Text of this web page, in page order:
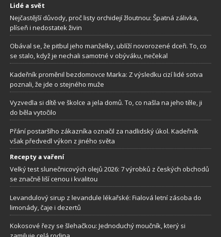
Lidé a svět
Nejčastější důvody, proč listy orchidejí žloutnou: Špatná zálivka,
plíseň i nedostatek živin
Obával se, že pitbul jeho manželky, ublíží novorozené dceři. To, co
se stalo, když je nechali samotné v obýváku, nečekal
Kadeřník proměnil bezdomovce Marka: Z výsledku cizí lidé sotva
poznali, že jde o stejného muže
Vyzvedla si dítě ve školce a jela domů. To, co našla na jeho těle, ji
do běla vytočilo
Přání postaršího zákazníka označil za nadlidský úkol. Kadeřník
však předvedl výkon z jiného světa
Recepty a vaření
Velký test slunečnicových olejů 2026: 7 výrobků z českých obchodů
se značně liší cenou i kvalitou
Levandulový sirup z levandule lékařské: Fialová letní zásoba do
limonády, čaje i dezertů
Kokosové řezy se šlehačkou: Jednoduchý moučník, který si